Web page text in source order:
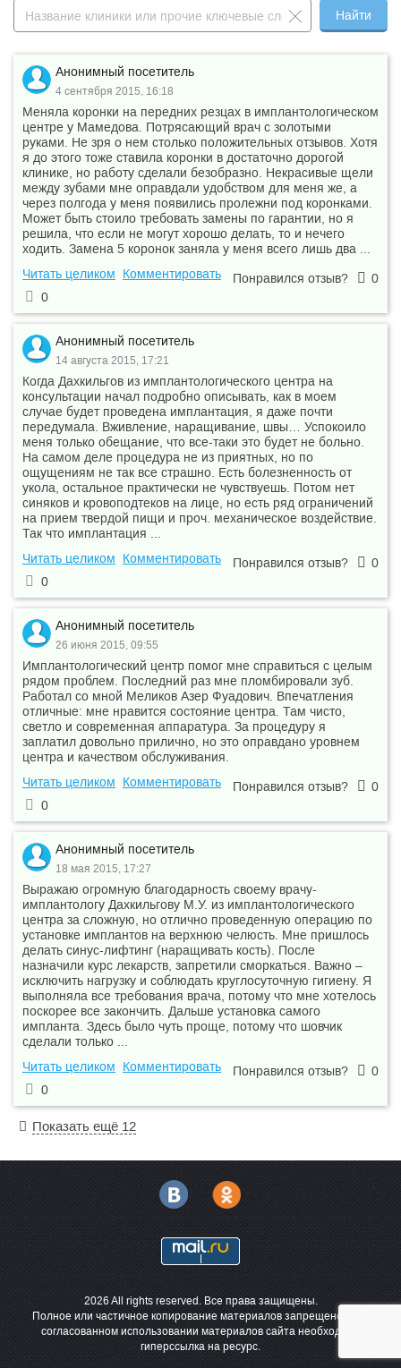
— Ортопантомограмма 2 200 ₽ —
ZOOM 4
Панорамный снимок
зубов
—
Первичный осмотр с
составлением плана
лечения
530 ₽ —
—
канала
200 ₽
—
Пломбирование зубного
канала пастами
1 200 ₽
—
Применение
коффердама
500 ₽
Работа с
канал)
— Снятие слепков
— Удаление зубного камня 10 000 ₽
—
Удаление старого
отломка инструмента из
1-ого канала
1 400 ₽
—
Удаление старого
штифта
700 ₽
—
Удаление старой
культевой вкладки
1 500 ₽ —
—
Ултразвуковая
обработка 1-ого канала
— Чистка зубов Air Flow 14 500 ₽ —
— Экстепация пульпы 250 ₽ —
—
Эндоканальная
лечебная повязка
A16.07.001.002
Удаление постоянного
зуба
12 850 ₽ —
Найти
Анонимный посетитель
4 сентября 2015, 16:18
Меняла коронки на передних резцах в имплантологическом
центре у Мамедова. Потрясающий врач с золотыми
руками. Не зря о нем столько положительных отзывов. Хотя
я до этого тоже ставила коронки в достаточно дорогой
клинике, но работу сделали безобразно. Некрасивые щели
между зубами мне оправдали удобством для меня же, а
через полгода у меня появились пролежни под коронками.
Может быть стоило требовать замены по гарантии, но я
решила, что если не могут хорошо делать, то и нечего
ходить. Замена 5 коронок заняла у меня всего лишь два ...
Читать целиком
Комментировать Понравился отзыв?
0
0
Анонимный посетитель
14 августа 2015, 17:21
Когда Дахкильгов из имплантологического центра на
консультации начал подробно описывать, как в моем
случае будет проведена имплантация, я даже почти
передумала. Вживление, наращивание, швы… Успокоило
меня только обещание, что все-таки это будет не больно.
На самом деле процедура не из приятных, но по
ощущениям не так все страшно. Есть болезненность от
укола, остальное практически не чувствуешь. Потом нет
синяков и кровоподтеков на лице, но есть ряд ограничений
на прием твердой пищи и проч. механическое воздействие.
Так что имплантация ...
Читать целиком
Комментировать Понравился отзыв?
0
0
Анонимный посетитель
26 июня 2015, 09:55
Имплантологический центр помог мне справиться с целым
рядом проблем. Последний раз мне пломбировали зуб.
Работал со мной Меликов Азер Фуадович. Впечатления
отличные: мне нравится состояние центра. Там чисто,
светло и современная аппаратура. За процедуру я
заплатил довольно прилично, но это оправдано уровнем
центра и качеством обслуживания.
Читать целиком
Комментировать Понравился отзыв?
0
0
Анонимный посетитель
18 мая 2015, 17:27
Выражаю огромную благодарность своему врачу-
имплантологу Дахкильгову М.У. из имплантологического
центра за сложную, но отлично проведенную операцию по
установке имплантов на верхнюю челюсть. Мне пришлось
делать синус-лифтинг (наращивать кость). После
назначили курс лекарств, запретили сморкаться. Важно –
исключить нагрузку и соблюдать круглосуточную гигиену. Я
выполняла все требования врача, потому что мне хотелось
поскорее все закончить. Дальше установка самого
импланта. Здесь было чуть проще, потому что шовчик
сделали только ...
Читать целиком
Комментировать Понравился отзыв?
0
0
Показать ещё 12
2026 All rights reserved. Все права защищены.
Полное или частичное копирование материалов запрещено. При
согласованном использовании материалов сайта необходима
гиперссылка на ресурс.